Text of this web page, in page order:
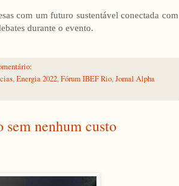
com um futuro sustentável conectada com
durante o evento.
,Energia 2022,Fórum IBEF Rio,Jornal Alpha
sem nenhum custo